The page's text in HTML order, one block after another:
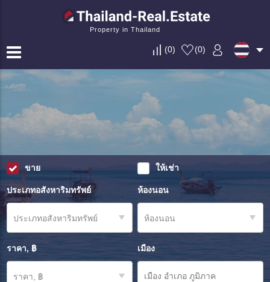
Property in Thailand
(0) (0)
ขาย ให้เช่า
ประเภทอสังหาริมทรัพย์
ประเภทอสังหาริมทรัพย์
ห้องนอน
ห้องนอน
ราคา, ฿
ราคา, ฿
เมือง